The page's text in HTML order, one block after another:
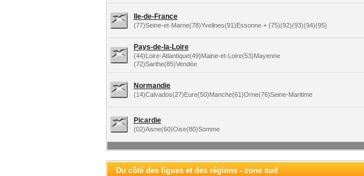
Ile-de-France
(77)Seine-et-Marne(78)Yvelines(91)Essonne + (75)(92)(93)(94)(95)
Pays-de-la-Loire
(44)Loire-Atlantique(49)Maine-et-Loire(53)Mayenne
(72)Sarthe(85)Vendée
Normandie
(14)Calvados(27)Eure(50)Manche(61)Orne(76)Seine-Maritime
Picardie
(02)Aisne(60)Oise(80)Somme
Du côté des ligues et des régions - zone sud